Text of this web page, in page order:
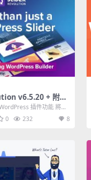
v6.5.20 + 附加
插件功能 將任
0 232 8